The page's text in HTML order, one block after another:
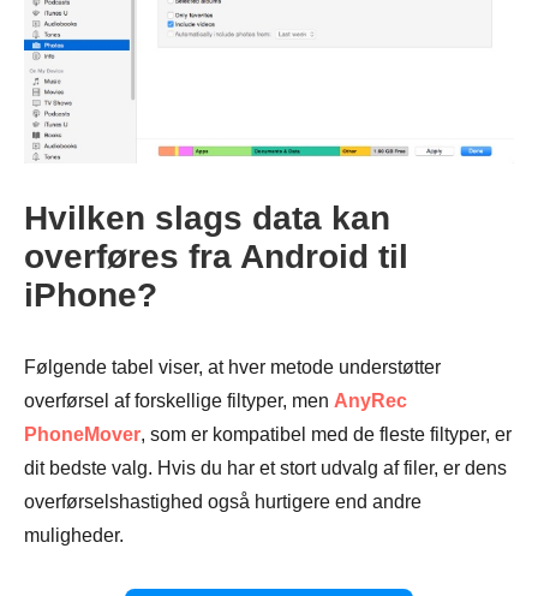
Hvilken slags data kan
overføres fra Android til
iPhone?
Følgende tabel viser, at hver metode understøtter
overførsel af forskellige filtyper, men AnyRec
PhoneMover, som er kompatibel med de fleste filtyper, er
dit bedste valg. Hvis du har et stort udvalg af filer, er dens
overførselshastighed også hurtigere end andre
muligheder.